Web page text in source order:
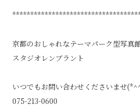
京都のおしゃれなテーマパーク型写真
スタジオレンブラント
いつでもお問い合わせくださいませ
075-213-0600